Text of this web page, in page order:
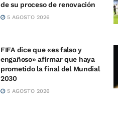
de su proceso de renovación
5 AGOSTO 2026
FIFA dice que «es falso y
engañoso» afirmar que haya
prometido la final del Mundial
2030
5 AGOSTO 2026